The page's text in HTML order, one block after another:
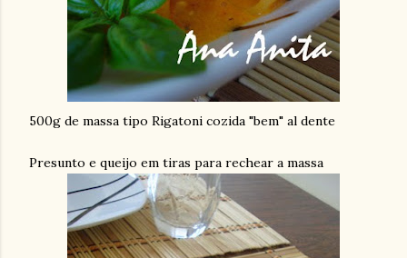
500g de massa tipo Rigatoni cozida "bem" al dente
Presunto e queijo em tiras para rechear a massa